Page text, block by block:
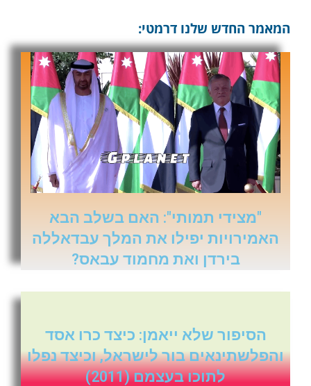
המאמר החדש שלנו דרמטי:
"מצידי תמותי": האם בשלב הבא
האמירויות יפילו את המלך עבדאללה
בירדן ואת מחמוד עבאס?
הסיפור שלא ייאמן: כיצד כרו אסד
והפלשתינאים בור לישראל, וכיצד נפלו
לתוכו בעצמם (2011)